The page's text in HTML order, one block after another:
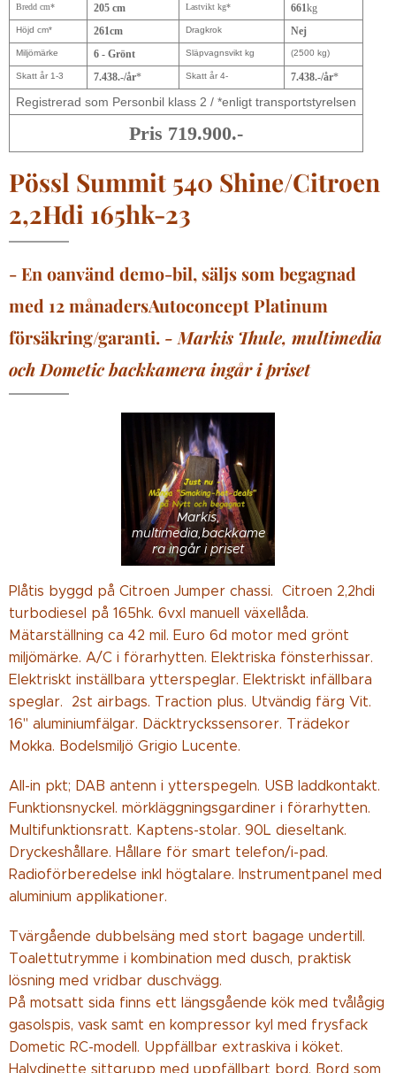
Bredd cm* 205 cm Lastvikt kg* 661kg
Höjd cm* 261cm Dragkrok Nej
Miljömärke 6 - Grönt Släpvagnsvikt kg (2500 kg)
Skatt år 1-3 7.438.-/år* Skatt år 4- 7.438.-/år*
Registrerad som Personbil klass 2 / *enligt transportstyrelsen
Pris 719.900.-
Pössl Summit 540 Shine/Citroen
2,2Hdi 165hk-23
- En oanvänd demo-bil, säljs som begagnad
med 12 månadersAutoconcept Platinum
försäkring/garanti. - Markis Thule, multimedia
och Dometic backkamera ingår i priset
Markis,
multimedia,backkame
ra ingår i priset
Plåtis byggd på Citroen Jumper chassi. Citroen 2,2hdi
turbodiesel på 165hk. 6vxl manuell växellåda.
Mätarställning ca 42 mil. Euro 6d motor med grönt
miljömärke. A/C i förarhytten. Elektriska fönsterhissar.
Elektriskt inställbara ytterspeglar. Elektriskt infällbara
speglar. 2st airbags. Traction plus. Utvändig färg Vit.
16" aluminiumfälgar. Däcktryckssensorer. Trädekor
Mokka. Bodelsmiljö Grigio Lucente.
All-in pkt; DAB antenn i ytterspegeln. USB laddkontakt.
Funktionsnyckel. mörkläggningsgardiner i förarhytten.
Multifunktionsratt. Kaptens-stolar. 90L dieseltank.
Dryckeshållare. Hållare för smart telefon/i-pad.
Radioförberedelse inkl högtalare. Instrumentpanel med
aluminium applikationer.
Tvärgående dubbelsäng med stort bagage undertill.
Toalettutrymme i kombination med dusch, praktisk
lösning med vridbar duschvägg.
På motsatt sida finns ett längsgående kök med tvålågig
gasolspis, vask samt en kompressor kyl med frysfack
Dometic RC-modell. Uppfällbar extraskiva i köket.
Halvdinette sittgrupp med uppfällbart bord. Bord som